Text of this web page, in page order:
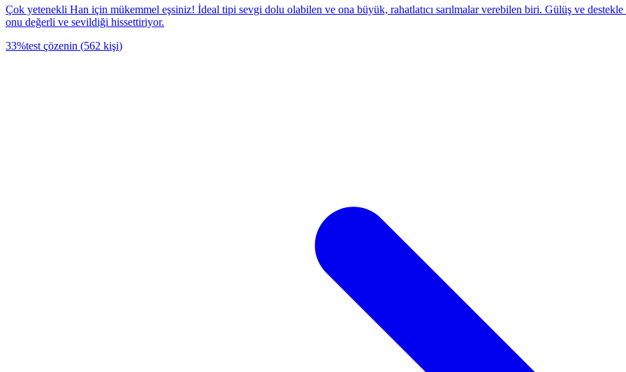
Çok yetenekli Han için mükemmel eşsiniz! İdeal tipi sevgi dolu olabilen ve ona büyük, rahatlatıcı sarılmalar verebilen biri. Gülüş ve
onu değerli ve sevildiği hissettiriyor.
33%test çözenin (562 kişi)